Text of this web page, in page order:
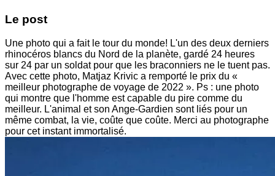
Le post
Une photo qui a fait le tour du monde! L'un des deux derniers
rhinocéros blancs du Nord de la planète, gardé 24 heures
sur 24 par un soldat pour que les braconniers ne le tuent pas.
Avec cette photo, Matjaz Krivic a remporté le prix du «
meilleur photographe de voyage de 2022 ». Ps : une photo
qui montre que l'homme est capable du pire comme du
meilleur. L'animal et son Ange-Gardien sont liés pour un
même combat, la vie, coûte que coûte. Merci au photographe
pour cet instant immortalisé.